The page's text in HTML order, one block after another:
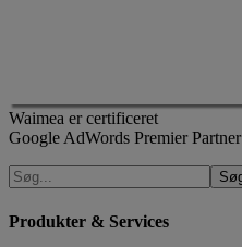
Waimea er certificeret
Google AdWords Premier Partner
Produkter & Services